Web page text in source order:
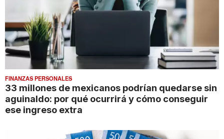
FINANZAS PERSONALES
33 millones de mexicanos podrían quedarse sin
aguinaldo: por qué ocurrirá y cómo conseguir
ese ingreso extra